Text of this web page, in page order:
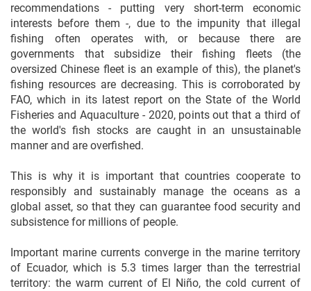
recommendations - putting very short-term economic
interests before them -, due to the impunity that illegal
fishing often operates with, or because there are
governments that subsidize their fishing fleets (the
oversized Chinese fleet is an example of this), the planet's
fishing resources are decreasing. This is corroborated by
FAO, which in its latest report on the State of the World
Fisheries and Aquaculture - 2020, points out that a third of
the world's fish stocks are caught in an unsustainable
manner and are overfished.
This is why it is important that countries cooperate to
responsibly and sustainably manage the oceans as a
global asset, so that they can guarantee food security and
subsistence for millions of people.
Important marine currents converge in the marine territory
of Ecuador, which is 5.3 times larger than the terrestrial
territory: the warm current of El Niño, the cold current of